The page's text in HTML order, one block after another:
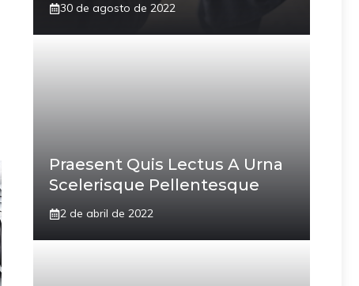
30 de agosto de 2022
Praesent Quis Lectus A Urna
Scelerisque Pellentesque
2 de abril de 2022